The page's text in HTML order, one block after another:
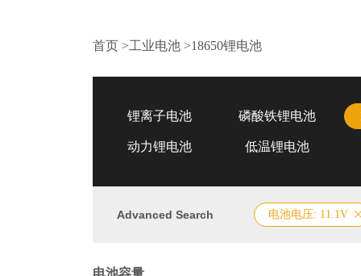
首页 >工业电池 >18650锂电池
锂离子电池 磷酸铁锂电池
动力锂电池 低温锂电池
Advanced Search 电池电压: 11.1V
电池容量